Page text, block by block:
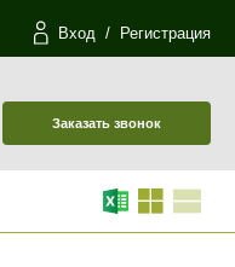
Вход / Регистрация
Заказать звонок